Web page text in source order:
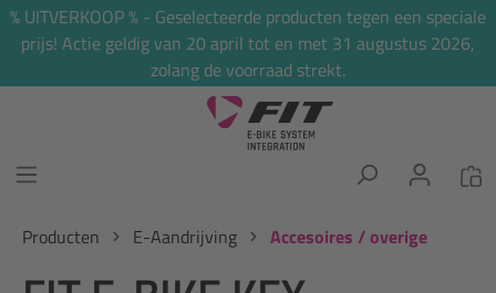
% UITVERKOOP % - Geselecteerde producten tegen een speciale
prijs! Actie geldig van 20 april tot en met 31 augustus 2026,
zolang de voorraad strekt.
Producten E-Aandrijving Accesoires / overige